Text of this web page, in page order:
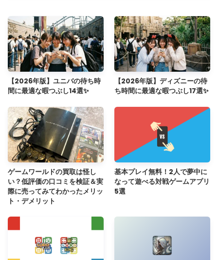
【2026年版】ユニバの待ち時
間に最適な暇つぶし14選✨
【2026年版】ディズニーの待
ち時間に最適な暇つぶし17選✨
ゲームワールドの買取は怪し
い？低評価の口コミを検証＆実
際に売ってみてわかったメリッ
ト・デメリット
基本プレイ無料！2人で夢中に
なって遊べる対戦ゲームアプリ
5選